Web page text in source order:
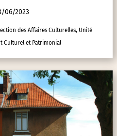
06/2023
des Affaires Culturelles, Unité
Culturel et Patrimonial